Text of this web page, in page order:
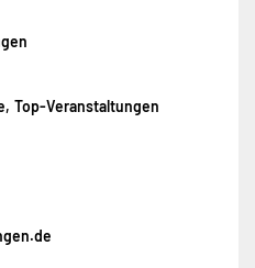
Top-Veranstaltungen